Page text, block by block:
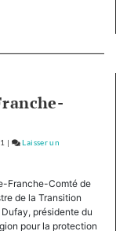
|
Laisser un
Franche-Comté de
de la Transition
présidente du
pour la protection